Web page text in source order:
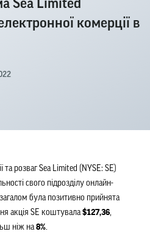
Sea Limited
комерції в
та розваг Sea Limited (NYSE: SE)
свого підрозділу онлайн-
була позитивно прийнята
акція SE коштувала $127,36,
ніж на 8%.